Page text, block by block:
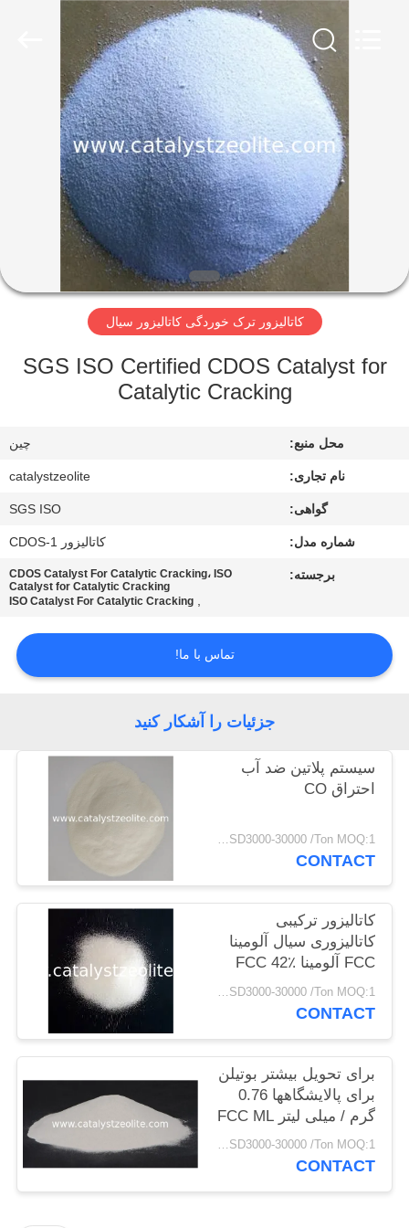
اصلی
محصولات
ما
کارخانه
کیفیت
اخبار
نقشه
PRIVACY
POLICY
کاتالیزور ترک خوردگی کاتالیزور سیال
SGS ISO Certified CDOS Catalyst for
Catalytic Cracking
محل منبع: چین
نام تجاری: catalystzeolite
گواهی: SGS ISO
شماره مدل: کاتالیزور CDOS-1
برجسته:
CDOS Catalyst For Catalytic Cracking، ISO
Catalyst for Catalytic Cracking
,
ISO Catalyst For Catalytic Cracking
تماس با ما!
جزئیات را آشکار کنید
سیستم پلاتین ضد آب
احتراق CO
USD3000-30000 /Ton MOQ:1 کیلوگرم
CONTACT
کاتالیزور ترکیبی
کاتالیزوری سیال آلومینا
FCC آلومینا FCC 42٪
USD3000-30000 /Ton MOQ:1 کیلوگرم
CONTACT
برای تحویل بیشتر بوتیلن
برای پالایشگاهها 0.76
گرم / میلی لیتر FCC ML
USD3000-30000 /Ton MOQ:1 کیلوگرم
CONTACT